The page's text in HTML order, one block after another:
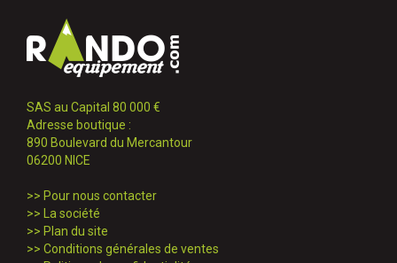
SAS au Capital 80 000 €
Adresse boutique :
890 Boulevard du Mercantour
06200 NICE
>> Pour nous contacter
>> La société
>> Plan du site
>> Conditions générales de ventes